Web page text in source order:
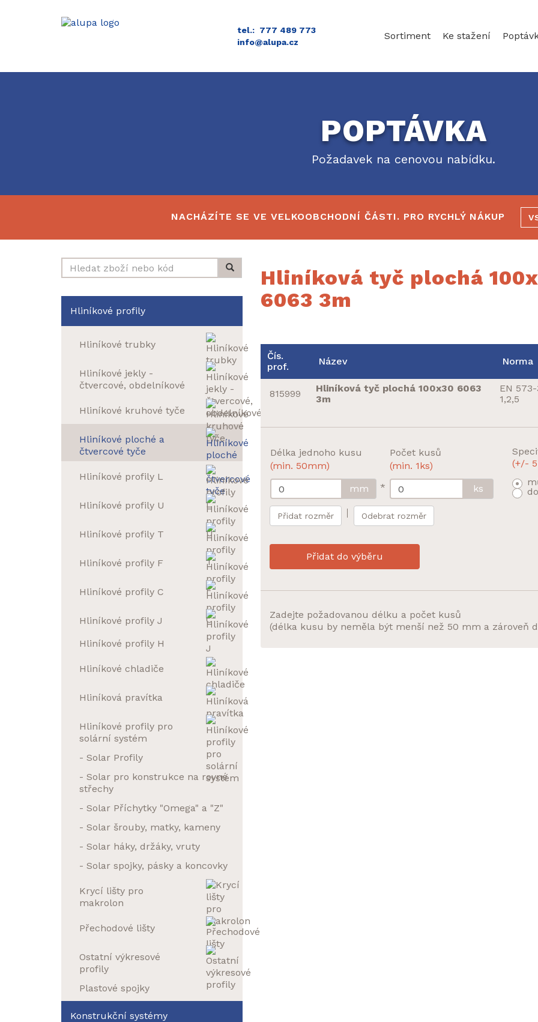
tel.: 777 489 773
info@alupa.cz
Sortiment Ke stažení
POPTÁVKA
Požadavek na cenovou nabídku.
NACHÁZÍTE SE VE VELKOOBCHODNÍ ČÁSTI. PRO RYCHLÝ NÁKUP
Hliníkové profily
Hliníkové trubky
Hliníkové jekly -
čtvercové, obdelníkové
Hliníkové kruhové tyče
Hliníkové ploché a
čtvercové tyče
Hliníkové profily L
Hliníkové profily U
Hliníkové profily T
Hliníkové profily F
Hliníkové profily C
Hliníkové profily J
Hliníkové profily H
Hliníkové chladiče
Hliníková pravítka
Hliníkové profily pro
solární systém
- Solar Profily
- Solar pro konstrukce na rovné
střechy
- Solar Příchytky "Omega" a "Z"
- Solar šrouby, matky, kameny
- Solar háky, držáky, vruty
- Solar spojky, pásky a koncovky
Krycí lišty pro
makrolon
Přechodové lišty
Ostatní výkresové
profily
Plastové spojky
Konstrukční systémy
Hliníková tyč plochá
6063 3m
Čís.
prof.
Název Norma
815999
Hliníková tyč plochá 100x30 6063
3m
EN
1,2,5
Délka jednoho kusu
(min. 50mm)
mm
*
Počet kusů
(min. 1ks)
ks
(+/-
Přidat rozměr Odebrat rozměr
Přidat do výběru
Zadejte požadovanou délku a počet kusů
(délka kusu by neměla být menší než 50 mm a zároveň